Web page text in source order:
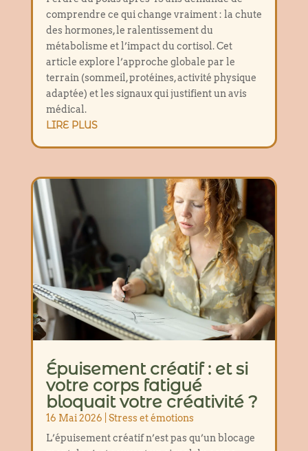
comprendre ce qui change vraiment : la chute
des hormones, le ralentissement du
métabolisme et l’impact du cortisol. Cet
article explore l’approche globale par le
terrain (sommeil, protéines, activité physique
adaptée) et les signaux qui justifient un avis
médical.
LIRE PLUS
Épuisement créatif : et si
votre corps fatigué
bloquait votre créativité ?
16 Mai 2026
Stress et émotions
L’épuisement créatif n’est pas qu’un blocage